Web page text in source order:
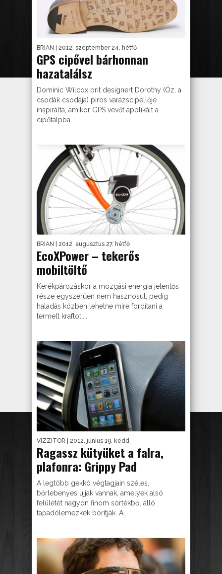
BRIAN | 2012. szeptember 24. hétfő
GPS cipővel bárhonnan
hazatalálsz
Dominic Wilcox brit designert Dorothy (Óz, a
csodák csodája) piros varázscipellője
inspirálta, amikor GPS vevőt applikált a
cipőtalpba,...
BRIAN | 2012. augusztus 27. hétfő
EcoXPower – tekerős
mobiltöltő
Kerékpározáskor a mozgási energia jelentős
része egyszerűen nem hasznosul, pedig
haladás közben lehetne mire fordítani a
termelt kraftot....
VIZZITOR | 2012. június 19. kedd
Ragassz kütyüket a falra,
plafonra: Grippy Pad
A legtöbb gekkó végtagjain széles,
bőrlebenyes ujjak vannak, amelyek alsó
felületét nagyon finom sörtékből álló
tapadólemezkék borítják. A...